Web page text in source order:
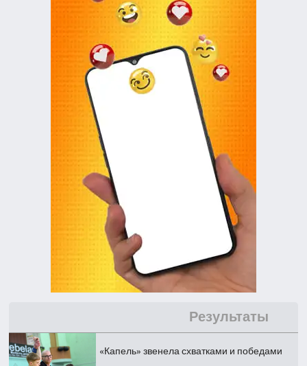
Результаты
«Капель» звенела схватками и победами